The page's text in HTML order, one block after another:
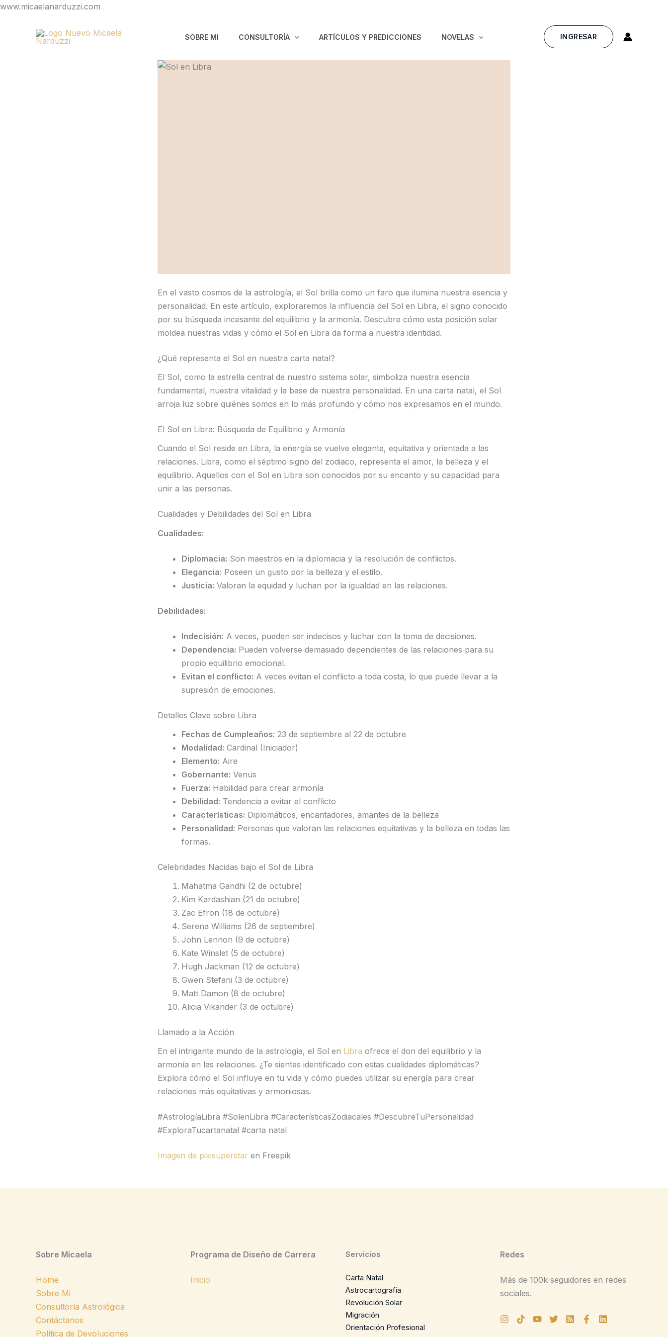
www.micaelanarduzzi.com
contenido
SOBRE MI CONSULTORÍA ARTÍCULOS Y PREDICCIONES NOVELAS INGRESAR
En el vasto cosmos de la astrología, el Sol brilla como un faro que ilumina nuestra esencia y
personalidad. En este artículo, exploraremos la influencia del Sol en Libra, el signo conocido
por su búsqueda incesante del equilibrio y la armonía. Descubre cómo esta posición solar
moldea nuestras vidas y cómo el Sol en Libra da forma a nuestra identidad.
¿Qué representa el Sol en nuestra carta natal?
El Sol, como la estrella central de nuestro sistema solar, simboliza nuestra esencia
fundamental, nuestra vitalidad y la base de nuestra personalidad. En una carta natal, el Sol
arroja luz sobre quiénes somos en lo más profundo y cómo nos expresamos en el mundo.
El Sol en Libra: Búsqueda de Equilibrio y Armonía
Cuando el Sol reside en Libra, la energía se vuelve elegante, equitativa y orientada a las
relaciones. Libra, como el séptimo signo del zodiaco, representa el amor, la belleza y el
equilibrio. Aquellos con el Sol en Libra son conocidos por su encanto y su capacidad para
unir a las personas.
Cualidades y Debilidades del Sol en Libra
Cualidades:
Diplomacia: Son maestros en la diplomacia y la resolución de conflictos.
Elegancia: Poseen un gusto por la belleza y el estilo.
Justicia: Valoran la equidad y luchan por la igualdad en las relaciones.
Debilidades:
Indecisión: A veces, pueden ser indecisos y luchar con la toma de decisiones.
Dependencia: Pueden volverse demasiado dependientes de las relaciones para su
propio equilibrio emocional.
Evitan el conflicto: A veces evitan el conflicto a toda costa, lo que puede llevar a la
supresión de emociones.
Detalles Clave sobre Libra
Fechas de Cumpleaños: 23 de septiembre al 22 de octubre
Modalidad: Cardinal (Iniciador)
Elemento: Aire
Gobernante: Venus
Fuerza: Habilidad para crear armonía
Debilidad: Tendencia a evitar el conflicto
Características: Diplomáticos, encantadores, amantes de la belleza
Personalidad: Personas que valoran las relaciones equitativas y la belleza en todas las
formas.
Celebridades Nacidas bajo el Sol de Libra
Mahatma Gandhi (2 de octubre)
Kim Kardashian (21 de octubre)
Zac Efron (18 de octubre)
Serena Williams (26 de septiembre)
John Lennon (9 de octubre)
Kate Winslet (5 de octubre)
Hugh Jackman (12 de octubre)
Gwen Stefani (3 de octubre)
Matt Damon (8 de octubre)
Alicia Vikander (3 de octubre)
Llamado a la Acción
En el intrigante mundo de la astrología, el Sol en Libra ofrece el don del equilibrio y la
armonía en las relaciones. ¿Te sientes identificado con estas cualidades diplomáticas?
Explora cómo el Sol influye en tu vida y cómo puedes utilizar su energía para crear
relaciones más equitativas y armoniosas.
#AstrologíaLibra #SolenLibra #CaracterísticasZodiacales #DescubreTuPersonalidad
#ExploraTucartanatal #carta natal
Imagen de pikisuperstar en Freepik
Sobre Micaela
Home
Sobre Mi
Consultoría Astrológica
Contáctanos
Política de Devoluciones
Programa de Diseño de Carrera
Inicio
Servicios
Carta Natal
Astrocartografía
Revolución Solar
Migración
Orientación Profesional
Redes
Más de 100k seguidores en redes
sociales.